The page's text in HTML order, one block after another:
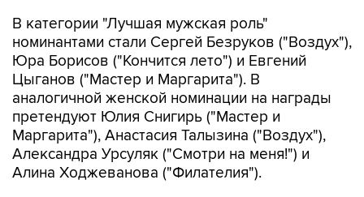
В категории "Лучшая мужская роль"
номинантами стали Сергей Безруков ("Воздух"),
Юра Борисов ("Кончится лето") и Евгений
Цыганов ("Мастер и Маргарита"). В
аналогичной женской номинации на награды
претендуют Юлия Снигирь ("Мастер и
Маргарита"), Анастасия Талызина ("Воздух"),
Александра Урсуляк ("Смотри на меня!") и
Алина Ходжеванова ("Филателия").